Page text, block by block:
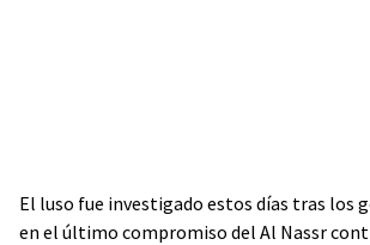
El luso fue investigado estos días tras los
en el último compromiso del Al Nassr